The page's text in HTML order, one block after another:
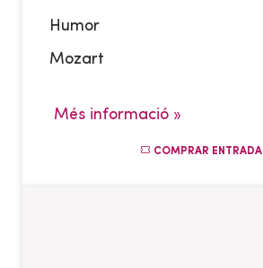
Humor
Mozart
Més informació »
COMPRAR ENTRADA